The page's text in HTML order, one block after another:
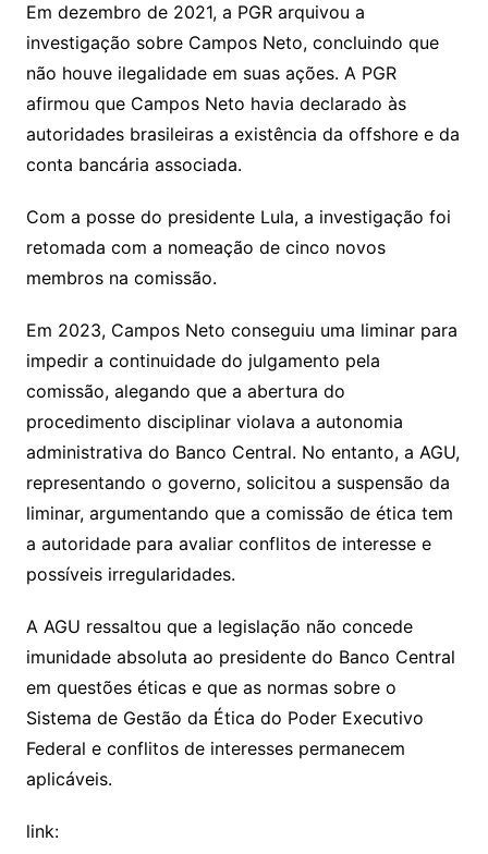
Em dezembro de 2021, a PGR arquivou a
investigação sobre Campos Neto, concluindo que
não houve ilegalidade em suas ações. A PGR
afirmou que Campos Neto havia declarado às
autoridades brasileiras a existência da offshore e da
conta bancária associada.
Com a posse do presidente Lula, a investigação foi
retomada com a nomeação de cinco novos
membros na comissão.
Em 2023, Campos Neto conseguiu uma liminar para
impedir a continuidade do julgamento pela
comissão, alegando que a abertura do
procedimento disciplinar violava a autonomia
administrativa do Banco Central. No entanto, a AGU,
representando o governo, solicitou a suspensão da
liminar, argumentando que a comissão de ética tem
a autoridade para avaliar conflitos de interesse e
possíveis irregularidades.
A AGU ressaltou que a legislação não concede
imunidade absoluta ao presidente do Banco Central
em questões éticas e que as normas sobre o
Sistema de Gestão da Ética do Poder Executivo
Federal e conflitos de interesses permanecem
aplicáveis.
link: